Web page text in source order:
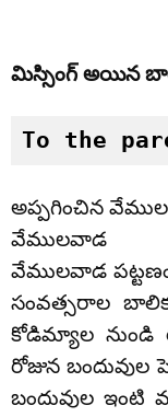
మిస్సింగ్ అయిన
To the
అప్పగించిన
వేములవాడ
వేములవాడ
సంవత్సరాల
కోడిమ్యాల నుండి
రోజున బందువుల
బందువుల ఇంటి